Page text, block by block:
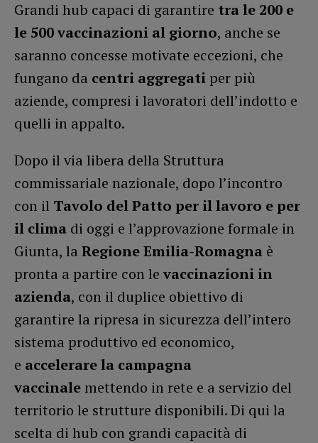
Grandi hub capaci di garantire tra le 200 e
le 500 vaccinazioni al giorno, anche se
saranno concesse motivate eccezioni, che
fungano da centri aggregati per più
aziende, compresi i lavoratori dell’indotto e
quelli in appalto.
Dopo il via libera della Struttura
commissariale nazionale, dopo l’incontro
con il Tavolo del Patto per il lavoro e per
il clima di oggi e l’approvazione formale in
Giunta, la Regione Emilia-Romagna è
pronta a partire con le vaccinazioni in
azienda, con il duplice obiettivo di
garantire la ripresa in sicurezza dell’intero
sistema produttivo ed economico,
e accelerare la campagna
vaccinale mettendo in rete e a servizio del
territorio le strutture disponibili. Di qui la
scelta di hub con grandi capacità di